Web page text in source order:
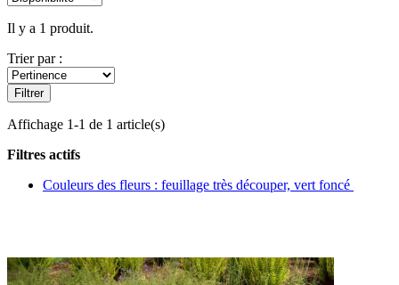
Il y a 1 produit.
Trier par :
Filtrer
Affichage 1-1 de 1 article(s)
Filtres actifs
Couleurs des fleurs : feuillage très découper, vert foncé